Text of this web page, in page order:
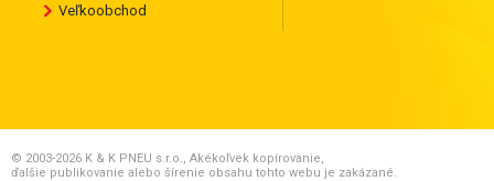
Veľkoobchod
© 2003-2026 K & K PNEU s.r.o., Akékoľvek kopírovanie,
ďalšie publikovanie alebo šírenie obsahu tohto webu je zakázané.